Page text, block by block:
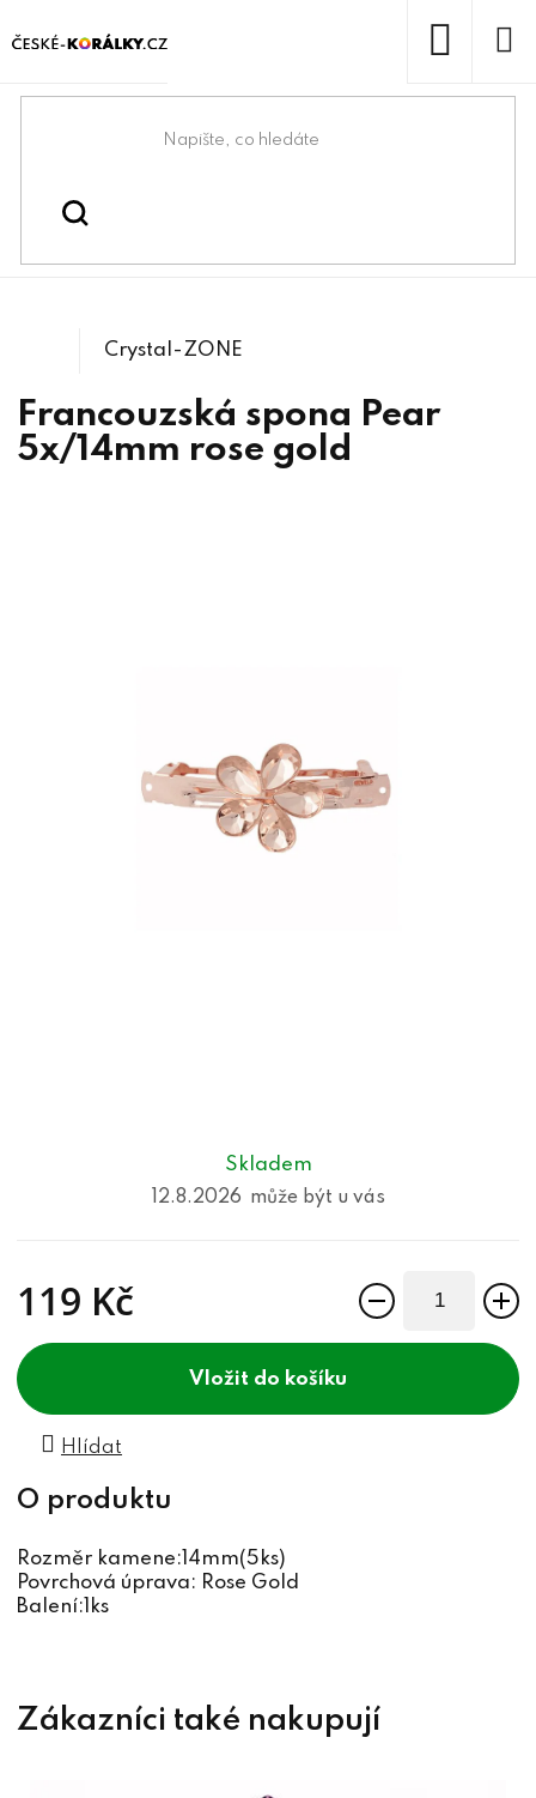
na
Domů
Swarovski® & lůžka
Crystals /
Skladem
12.8.2026
119 Kč
do košíku
Hlídat
Francouzská spona Pear
5x/14mm rose gold
Crystal-ZONE
Rozměr kamene:14mm(5ks)
Povrchová úprava: Rose Gold
Balení:1ks